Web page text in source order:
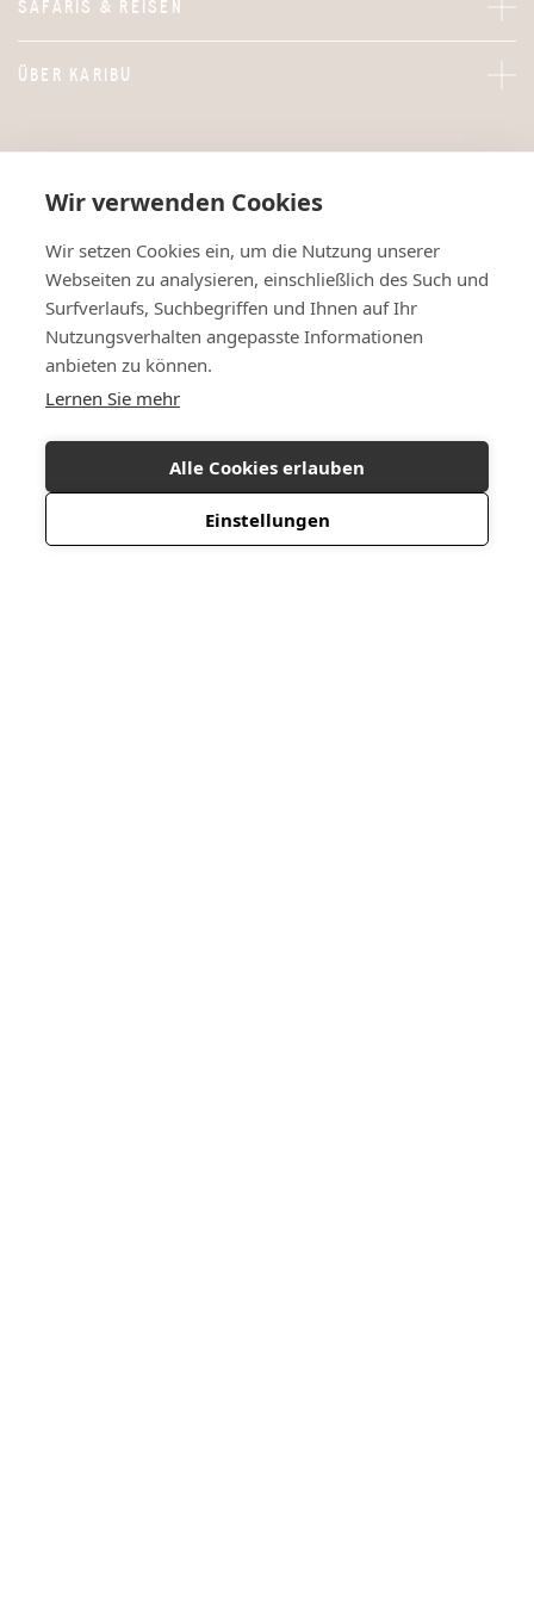
Wir verwenden Cookies
Wir setzen Cookies ein, um die Nutzung unserer
Webseiten zu analysieren, einschließlich des Such und
Surfverlaufs, Suchbegriffen und Ihnen auf Ihr
Nutzungsverhalten angepasste Informationen
anbieten zu können.
Lernen Sie mehr
Alle Cookies erlauben
Einstellungen
SAFARIS & REISEN
ÜBER KARIBU